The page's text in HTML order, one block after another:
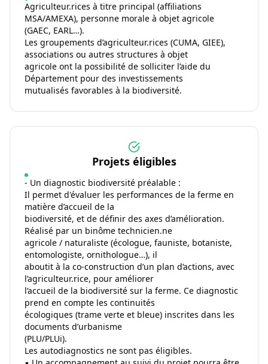
Agriculteur.rices à titre principal (affiliations
MSA/AMEXA), personne morale à objet agricole
(GAEC, EARL…).
Les groupements d’agriculteur.rices (CUMA, GIEE),
associations ou autres structures à objet
agricole ont la possibilité de solliciter l’aide du
Département pour des investissements
mutualisés favorables à la biodiversité.
Projets éligibles
- Un diagnostic biodiversité préalable :
Il permet d'évaluer les performances de la ferme en
matière d’accueil de la
biodiversité, et de définir des axes d’amélioration.
Réalisé par un binôme technicien.ne
agricole / naturaliste (écologue, fauniste, botaniste,
entomologiste, ornithologue…), il
aboutit à la co-construction d’un plan d’actions, avec
l’agriculteur.rice, pour améliorer
l’accueil de la biodiversité sur la ferme. Ce diagnostic
prend en compte les continuités
écologiques (trame verte et bleue) inscrites dans les
documents d’urbanisme
(PLU/PLUi).
Les autodiagnostics ne sont pas éligibles.